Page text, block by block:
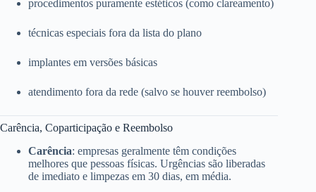
procedimentos puramente estéticos (como clareamento)
técnicas especiais fora da lista do plano
implantes em versões básicas
atendimento fora da rede (salvo se houver reembolso)
Carência, Coparticipação e Reembolso
Carência: empresas geralmente têm condições
melhores que pessoas físicas. Urgências são liberadas
de imediato e limpezas em 30 dias, em média.